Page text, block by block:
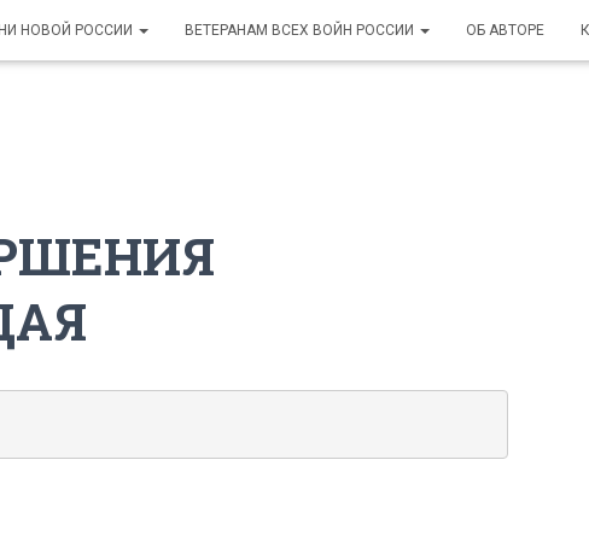
НОВОЙ РОССИИ ВЕТЕРАНАМ ВСЕХ ВОЙН РОССИИ ОБ АВТОРЕ